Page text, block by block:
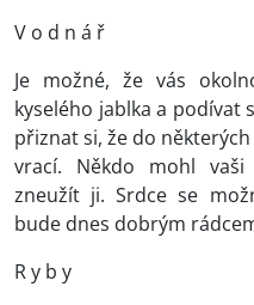
V o d n á ř
Je možné, že vás
kyselého jablka a podívat
přiznat si, že do
vrací. Někdo mohl
zneužít ji. Srdce se
bude dnes dobrým
R y b y